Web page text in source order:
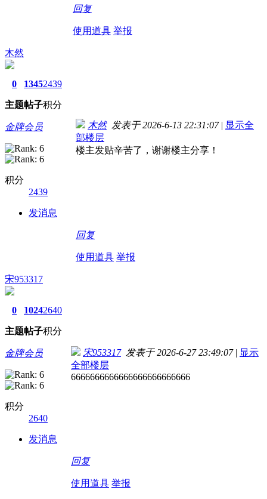
回复
使用道具 举报
木然
0
主题
1345
帖子
2439
积分
金牌会员
积分
2439
发消息
木然发表于 2026-6-13 22:31:07 | 显示全
部楼层
楼主发贴辛苦了，谢谢楼主分享！
回复
使用道具 举报
宋953317
0
主题
1024
帖子
2640
积分
金牌会员
积分
2640
发消息
宋953317发表于 2026-6-27 23:49:07 | 显示
全部楼层
6666666666666666666666666
回复
使用道具 举报